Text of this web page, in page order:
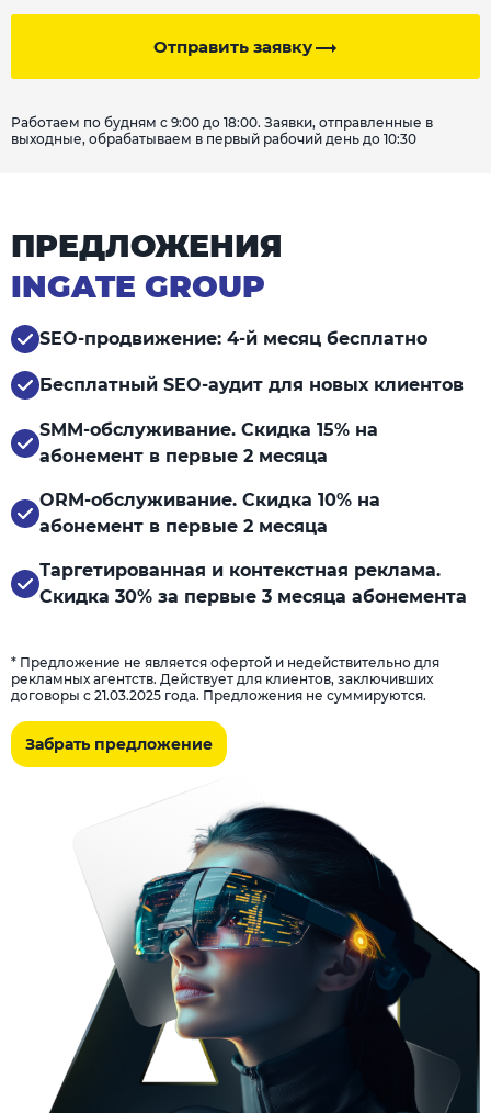
Отправить заявку
Работаем по будням с 9:00 до 18:00. Заявки, отправленные в
выходные, обрабатываем в первый рабочий день до 10:30
ПРЕДЛОЖЕНИЯ
INGATE GROUP
SEO-продвижение: 4-й месяц бесплатно
Бесплатный SEO-аудит для новых клиентов
SMM-обслуживание. Скидка 15% на
абонемент в первые 2 месяца
ORM-обслуживание. Скидка 10% на
абонемент в первые 2 месяца
Таргетированная и контекстная реклама.
Скидка 30% за первые 3 месяца абонемента
* Предложение не является офертой и недействительно для
рекламных агентств. Действует для клиентов, заключивших
договоры с 21.03.2025 года. Предложения не суммируются.
Забрать предложение